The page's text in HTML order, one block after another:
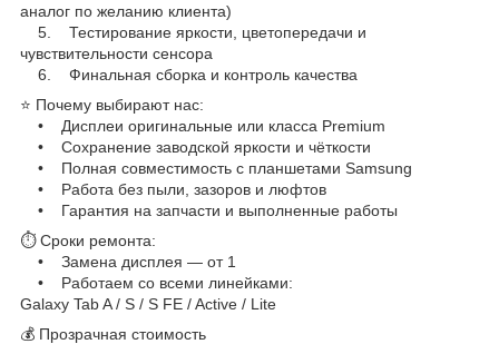
аналог по желанию клиента)
5. Тестирование яркости, цветопередачи и
чувствительности сенсора
6. Финальная сборка и контроль качества
⭐ Почему выбирают нас:
• Дисплеи оригинальные или класса Premium
• Сохранение заводской яркости и чёткости
• Полная совместимость с планшетами Samsung
• Работа без пыли, зазоров и люфтов
• Гарантия на запчасти и выполненные работы
⏱ Сроки ремонта:
• Замена дисплея — от 1
• Работаем со всеми линейками:
Galaxy Tab A / S / S FE / Active / Lite
💰 Прозрачная стоимость